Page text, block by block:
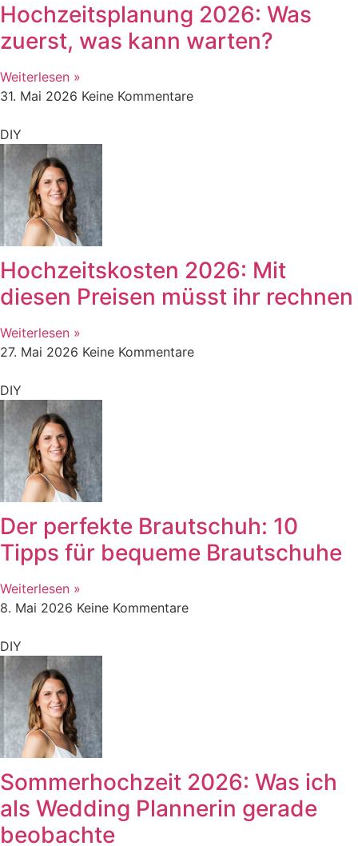
Hochzeitsplanung 2026: Was
zuerst, was kann warten?
Weiterlesen »
31. Mai 2026 Keine Kommentare
DIY
Hochzeitskosten 2026: Mit
diesen Preisen müsst ihr rechnen
Weiterlesen »
27. Mai 2026 Keine Kommentare
DIY
Der perfekte Brautschuh: 10
Tipps für bequeme Brautschuhe
Weiterlesen »
8. Mai 2026 Keine Kommentare
DIY
Sommerhochzeit 2026: Was ich
als Wedding Plannerin gerade
beobachte